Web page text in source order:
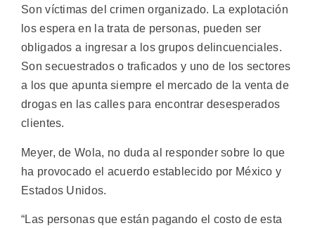
Son víctimas del crimen organizado. La explotación
los espera en la trata de personas, pueden ser
obligados a ingresar a los grupos delincuenciales.
Son secuestrados o traficados y uno de los sectores
a los que apunta siempre el mercado de la venta de
drogas en las calles para encontrar desesperados
clientes.
Meyer, de Wola, no duda al responder sobre lo que
ha provocado el acuerdo establecido por México y
Estados Unidos.
“Las personas que están pagando el costo de esta